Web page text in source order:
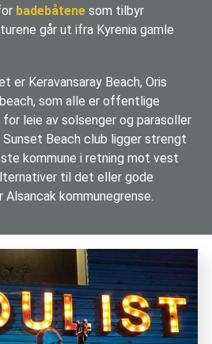
badebåtene som tilbyr
går ut ifra Kyrenia gamle
er Keravansaray Beach, Oris
som alle er offentlige
leie av solsenger og parasoller
Beach club ligger strengt
kommune i retning mot vest
til det eller gode
kommunegrense.